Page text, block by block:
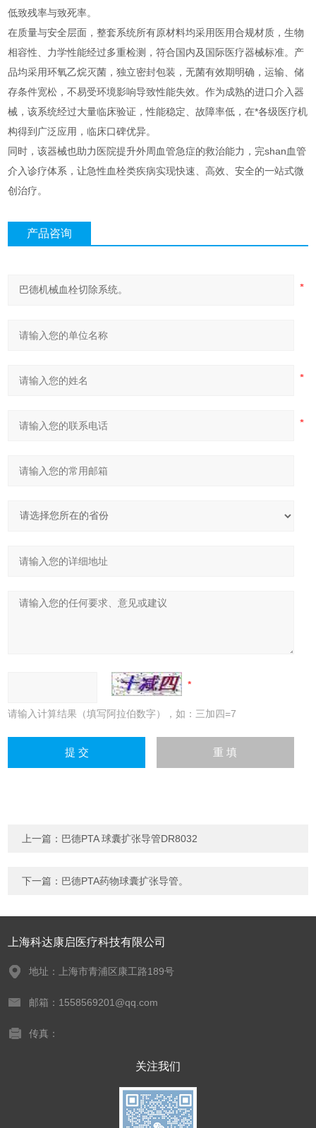
低致残率与致死率。
在质量与安全层面，整套系统所有原材料均采用医用合规材质，生物
相容性、力学性能经过多重检测，符合国内及国际医疗器械标准。产
品均采用环氧乙烷灭菌，独立密封包装，无菌有效期明确，运输、储
存条件宽松，不易受环境影响导致性能失效。作为成熟的进口介入器
械，该系统经过大量临床验证，性能稳定、故障率低，在*各级医疗机
构得到广泛应用，临床口碑优异。
同时，该器械也助力医院提升外周血管急症的救治能力，完shan血管
介入诊疗体系，让急性血栓类疾病实现快速、高效、安全的一站式微
创治疗。
产品咨询
请输入计算结果（填写阿拉伯数字），如：三加四=7
上一篇： 巴德PTA 球囊扩张导管DR8032
下一篇： 巴德PTA药物球囊扩张导管。
上海科达康启医疗科技有限公司
地址：上海市青浦区康工路189号
邮箱：1558569201@qq.com
传真：
关注我们